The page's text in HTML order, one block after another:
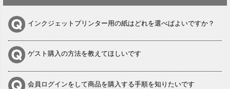
インクジェットプリンター用の紙はどれを選べばよいですか？
ゲスト購入の方法を教えてほしいです
会員ログインをして商品を購入する手順を知りたいです